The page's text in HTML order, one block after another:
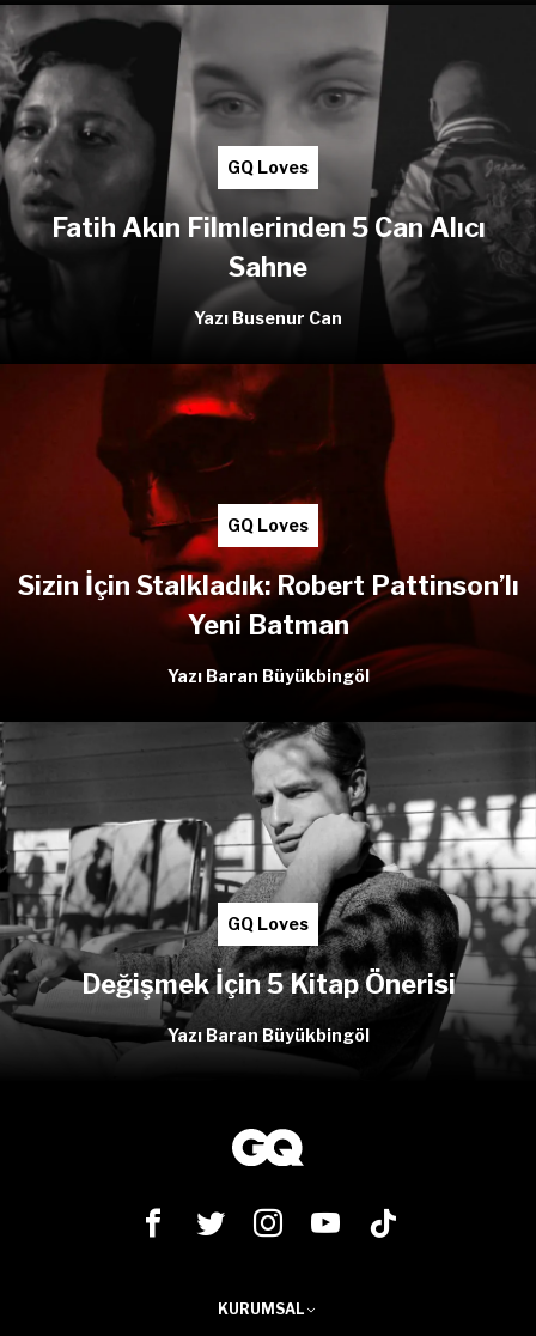
GQ Loves
Fatih Akın Filmlerinden 5 Can Alıcı
Sahne
Yazı Busenur Can
GQ Loves
Sizin İçin Stalkladık: Robert Pattinson’lı
Yeni Batman
Yazı Baran Büyükbingöl
GQ Loves
Değişmek İçin 5 Kitap Önerisi
Yazı Baran Büyükbingöl
KURUMSAL